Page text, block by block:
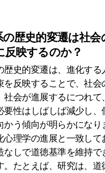
の歴史的変遷は社
反映するのか？
歴史的変遷は、進化する
を反映することで、社会
社会が進展するにつれて
要性はしばしば減少し、
かう傾向が明らかになり
心理学の進展と一致して
なしで道徳基準を維持で
。たとえば、研究は、